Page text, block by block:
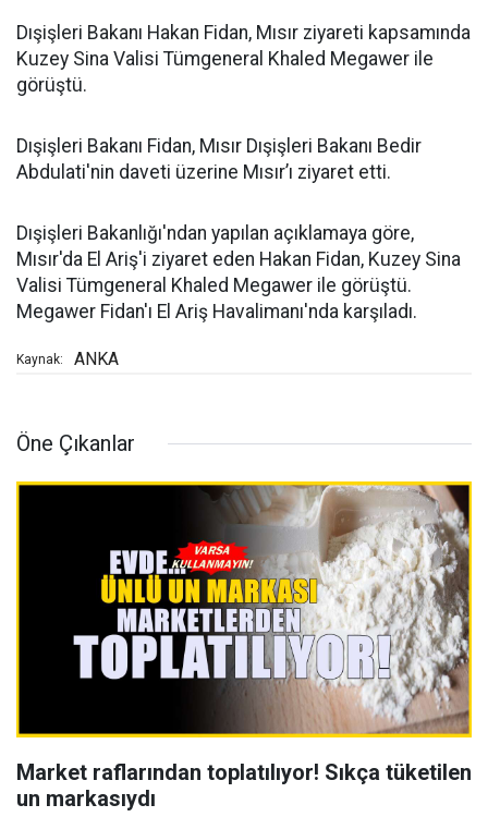
Dışişleri Bakanı Hakan Fidan, Mısır ziyareti kapsamında
Kuzey Sina Valisi Tümgeneral Khaled Megawer ile
görüştü.
Dışişleri Bakanı Fidan, Mısır Dışişleri Bakanı Bedir
Abdulati'nin daveti üzerine Mısır’ı ziyaret etti.
Dışişleri Bakanlığı'ndan yapılan açıklamaya göre,
Mısır'da El Ariş'i ziyaret eden Hakan Fidan, Kuzey Sina
Valisi Tümgeneral Khaled Megawer ile görüştü.
Megawer Fidan'ı El Ariş Havalimanı'nda karşıladı.
Kaynak: ANKA
Öne Çıkanlar
Market raflarından toplatılıyor! Sıkça tüketilen
un markasıydı